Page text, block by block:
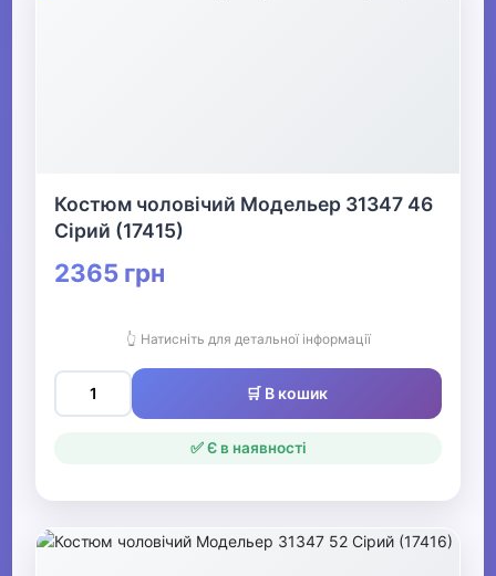
Костюм чоловічий Модельер 31347 46
Сірий (17415)
2365 грн
👆 Натисніть для детальної інформації
🛒 В кошик
✅ Є в наявності